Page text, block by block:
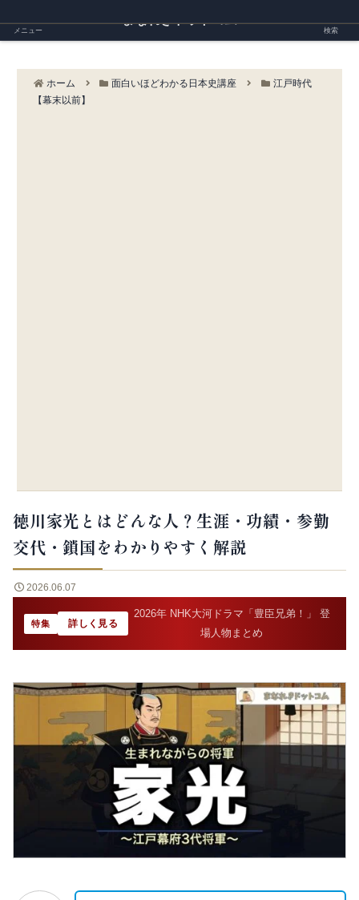
ホーム 面白いほどわかる日本史講座
江戸時代
【幕末以前】
徳川家光とはどんな人？生涯・功績・参勤
交代・鎖国をわかりやすく解説
2026.06.07
特集 詳しく見る
2026年 NHK大河ドラマ「豊臣兄弟！」 登
場人物まとめ
メニュー 検索